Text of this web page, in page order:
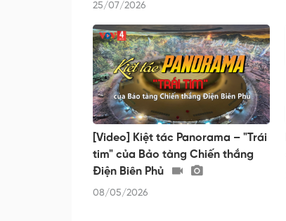
25/07/2026
[Video] Kiệt tác Panorama – "Trái
tim" của Bảo tàng Chiến thắng
Điện Biên Phủ
08/05/2026